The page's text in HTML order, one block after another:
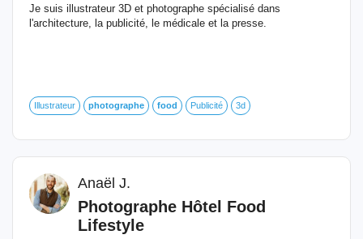
Je suis illustrateur 3D et photographe spécialisé dans
l'architecture, la publicité, le médicale et la presse.
Illustrateur photographe food Publicité 3d
Anaël J.
Photographe Hôtel Food
Lifestyle